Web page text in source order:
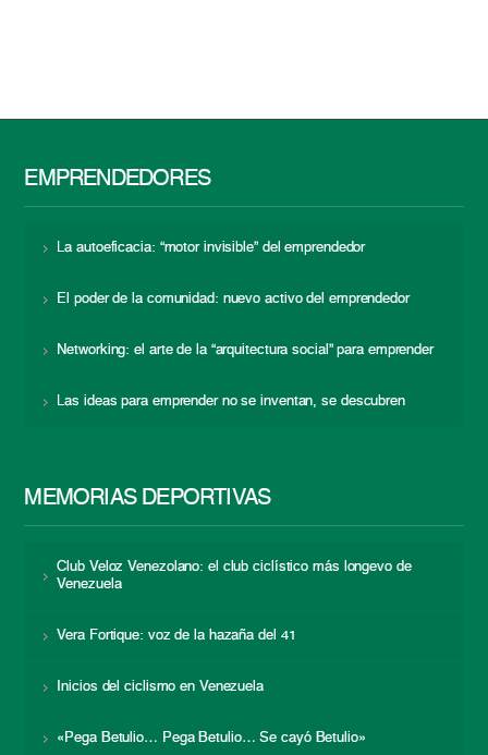
EMPRENDEDORES
La autoeficacia: “motor invisible” del emprendedor
El poder de la comunidad: nuevo activo del emprendedor
Networking: el arte de la “arquitectura social” para emprender
Las ideas para emprender no se inventan, se descubren
MEMORIAS DEPORTIVAS
Club Veloz Venezolano: el club ciclístico más longevo de
Venezuela
Vera Fortique: voz de la hazaña del 41
Inicios del ciclismo en Venezuela
«Pega Betulio… Pega Betulio… Se cayó Betulio»